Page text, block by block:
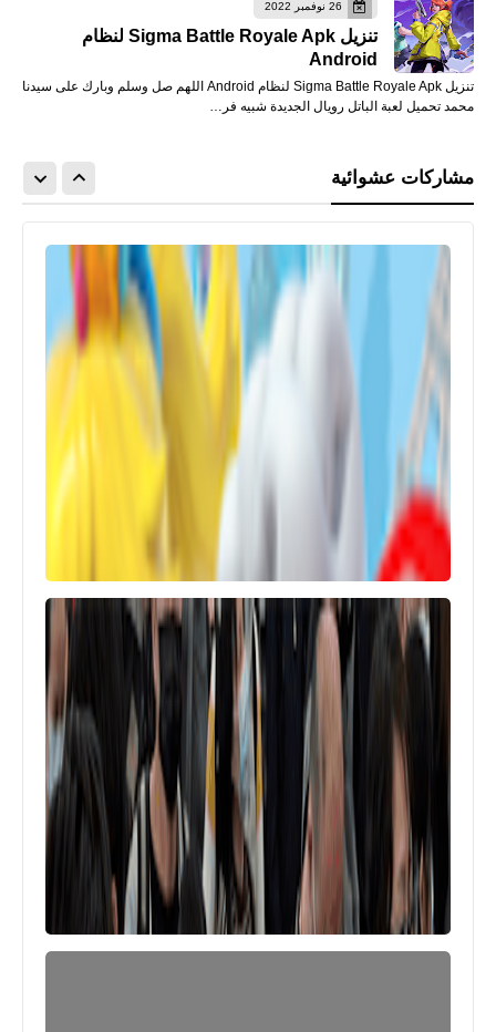
26 نوفمبر 2022
تنزيل Sigma Battle Royale Apk لنظام
Android
تنزيل Sigma Battle Royale Apk لنظام Android اللهم صل وسلم وبارك على سيدنا
محمد تحميل لعبة الباتل رويال الجديدة شبيه فر…
مشاركات عشوائية